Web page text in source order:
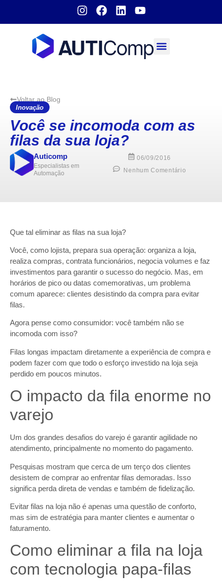
Voltar ao Blog
Inovação
Você se incomoda com as
filas da sua loja?
Auticomp
Especialistas em
Automação
06/09/2016
Nenhum Comentário
Que tal eliminar as filas na sua loja?
Você, como lojista, prepara sua operação: organiza a loja,
realiza compras, contrata funcionários, negocia volumes e faz
investimentos para garantir o sucesso do negócio. Mas, em
horários de pico ou datas comemorativas, um problema
comum aparece: clientes desistindo da compra para evitar
filas.
Agora pense como consumidor: você também não se
incomoda com isso?
Filas longas impactam diretamente a experiência de compra e
podem fazer com que todo o esforço investido na loja seja
perdido em poucos minutos.
O impacto da fila enorme no
varejo
Um dos grandes desafios do varejo é garantir agilidade no
atendimento, principalmente no momento do pagamento.
Pesquisas mostram que cerca de um terço dos clientes
desistem de comprar ao enfrentar filas demoradas. Isso
significa perda direta de vendas e também de fidelização.
Evitar filas na loja não é apenas uma questão de conforto,
mas sim de estratégia para manter clientes e aumentar o
faturamento.
Como eliminar a fila na loja
com tecnologia papa-filas